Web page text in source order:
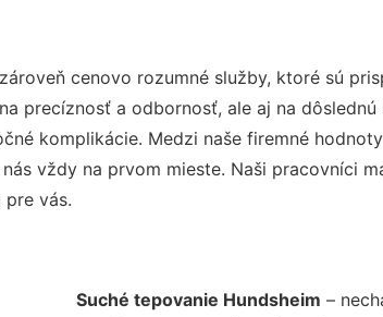
cenovo rozumné služby, ktoré sú
precíznosť a odbornosť, ale aj na
komplikácie. Medzi naše firemné
vždy na prvom mieste. Naši pracovníci
pre vás.
Suché tepovanie Hundsheim –